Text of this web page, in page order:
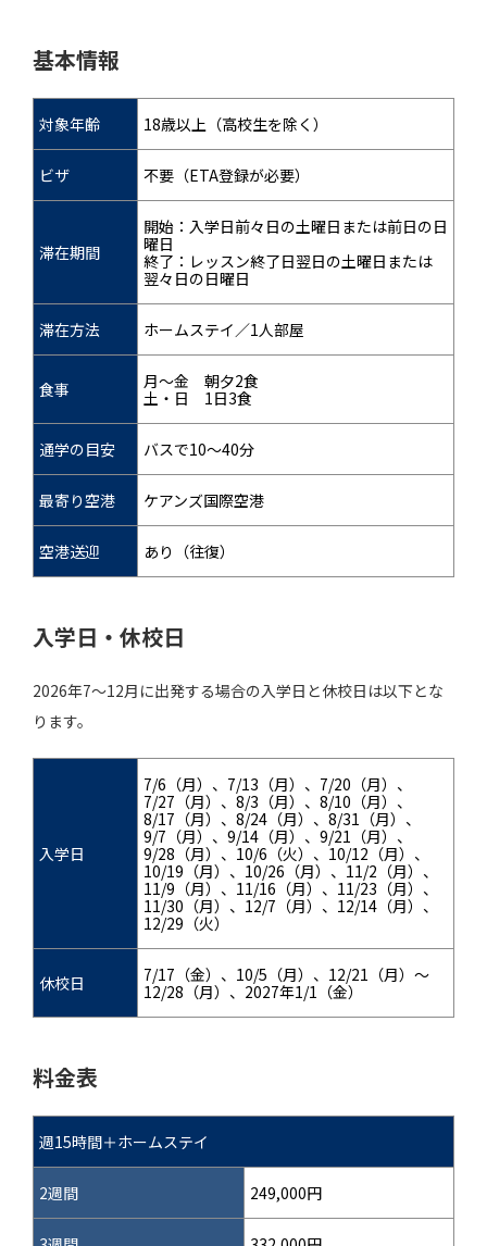
基本情報
対象年齢 18歳以上（高校生を除く）
ビザ 不要（ETA登録が必要）
滞在期間
開始：入学日前々日の土曜日または前日の日
曜日
終了：レッスン終了日翌日の土曜日または
翌々日の日曜日
滞在方法 ホームステイ／1人部屋
食事
月～金 朝夕2食
土・日 1日3食
通学の目安 バスで10～40分
最寄り空港 ケアンズ国際空港
空港送迎 あり（往復）
入学日・休校日
2026年7～12月に出発する場合の入学日と休校日は以下とな
ります。
入学日
7/6（月）、7/13（月）、7/20（月）、
7/27（月）、8/3（月）、8/10（月）、
8/17（月）、8/24（月）、8/31（月）、
9/7（月）、9/14（月）、9/21（月）、
9/28（月）、10/6（火）、10/12（月）、
10/19（月）、10/26（月）、11/2（月）、
11/9（月）、11/16（月）、11/23（月）、
11/30（月）、12/7（月）、12/14（月）、
12/29（火）
休校日
7/17（金）、10/5（月）、12/21（月）～
12/28（月）、2027年1/1（金）
料金表
週15時間＋ホームステイ
2週間 249,000円